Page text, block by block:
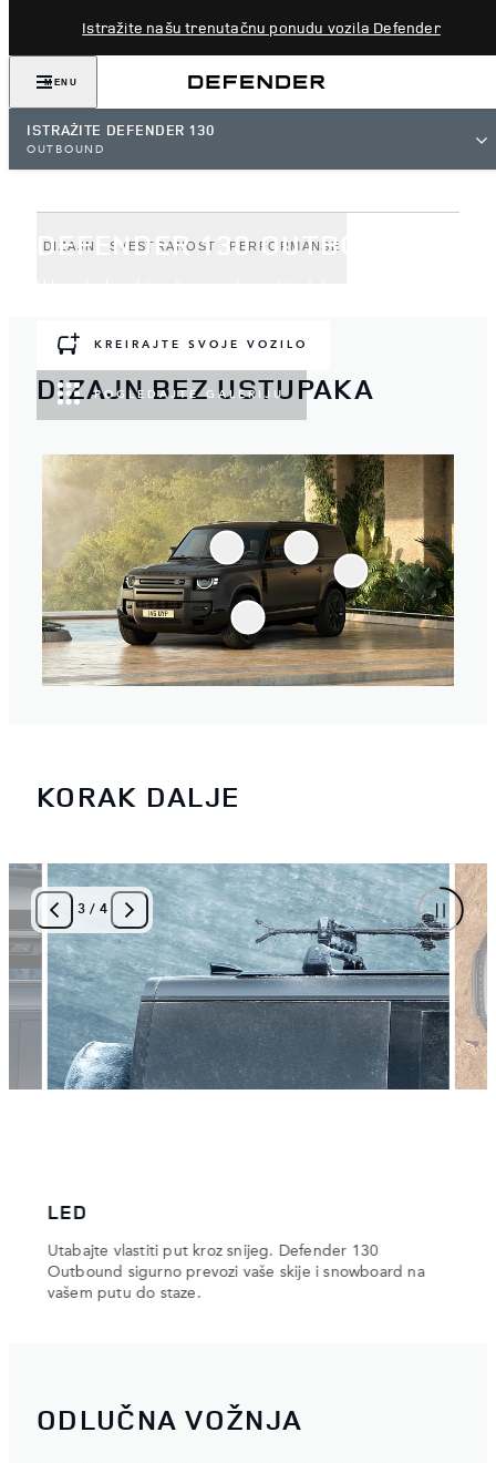
Istražite našu trenutačnu ponudu vozila Defender
MENU
ISTRAŽITE DEFENDER 130
OUTBOUND
DEFENDER 130 OUTBOUND
KREIRAJTE SVOJE VOZILO
POGLEDAJTE GALERIJU
DIZAJN SVESTRANOST PERFORMANSE
DIZAJN BEZ USTUPAKA
KORAK DALJE
3/ 4
LED
Utabajte vlastiti put kroz snijeg. Defender 130
Outbound sigurno prevozi vaše skije i snowboard na
vašem putu do staze.
ODLUČNA VOŽNJA